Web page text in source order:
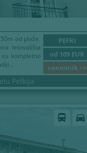
PEFKI
od 109 EUR
cenovnik >>
od plaže.
letovališta
kompletno
Pefkija
directions_bus directions_car